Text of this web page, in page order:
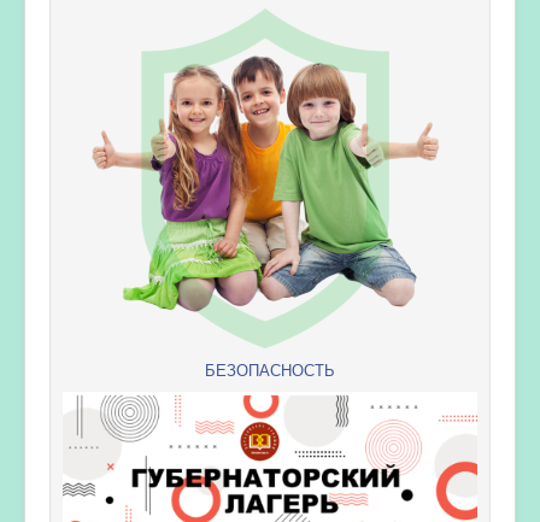
БЕЗОПАСНОСТЬ